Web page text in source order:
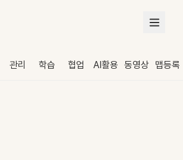
관리 학습 협업 AI활용 동영상 맵등록